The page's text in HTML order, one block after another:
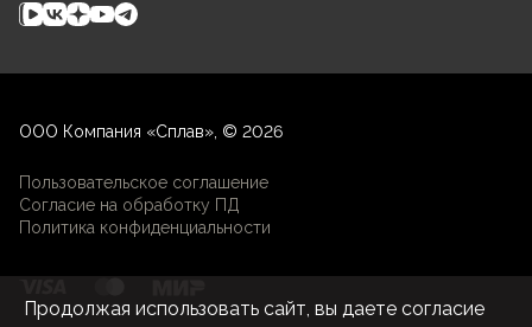
ООО Компания «Сплав», © 2026
Пользовательское соглашение
Согласие на обработку ПД
Политика конфиденциальности
Продолжая использовать сайт, вы даете согласие